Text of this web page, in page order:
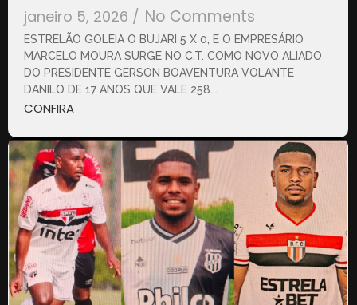
janeiro 5, 2026 / No Comments
ESTRELÃO GOLEIA O BUJARI 5 X 0, E O EMPRESÁRIO
MARCELO MOURA SURGE NO C.T. COMO NOVO ALIADO
DO PRESIDENTE GERSON BOAVENTURA VOLANTE
DANILO DE 17 ANOS QUE VALE 258...
CONFIRA